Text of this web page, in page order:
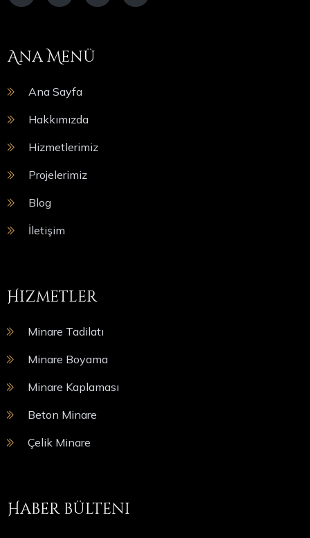
Ana Menü
Ana Sayfa
Hakkımızda
Hizmetlerimiz
Projelerimiz
Blog
İletişim
Hizmetler
Minare Tadilatı
Minare Boyama
Minare Kaplaması
Beton Minare
Çelik Minare
Haber bülteni